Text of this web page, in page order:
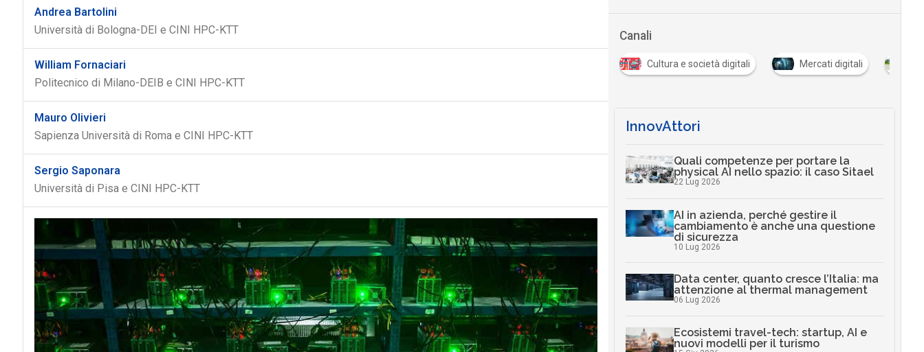
Andrea Bartolini
Università di Bologna-DEI e CINI HPC-KTT
William Fornaciari
Politecnico di Milano-DEIB e CINI HPC-KTT
Mauro Olivieri
Sapienza Università di Roma e CINI HPC-KTT
Sergio Saponara
Università di Pisa e CINI HPC-KTT
Canali
Cultura e società digitali Mercati digitali
InnovAttori
Quali competenze per portare la
physical AI nello spazio: il caso Sitael
22 Lug 2026
AI in azienda, perché gestire il
cambiamento è anche una questione
di sicurezza
10 Lug 2026
Data center, quanto cresce l’Italia: ma
attenzione al thermal management
06 Lug 2026
Ecosistemi travel-tech: startup, AI e
nuovi modelli per il turismo